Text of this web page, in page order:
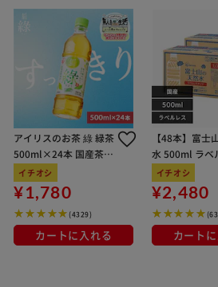
アイリスのお茶 綠 緑茶
500ml×24本 国産茶葉
100％使用
イチオシ
¥1,780
(4329)
カートに入れる
【48本】富士
水 500ml ラベ
イチオシ
¥2,480
カート